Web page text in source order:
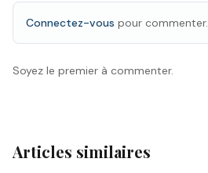
Connectez-vous pour commenter.
Soyez le premier à commenter.
Articles similaires